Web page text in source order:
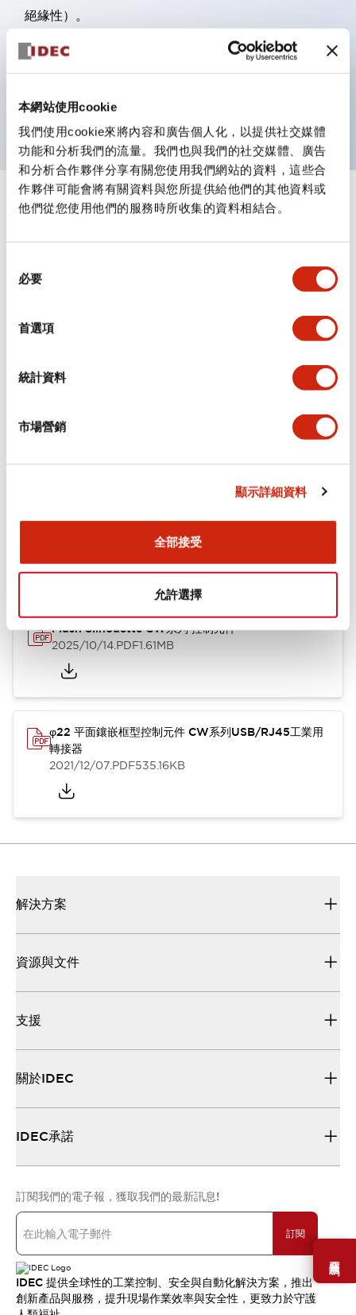
本網站使用cookie
我們使用cookie來將內容和廣告個人化，以提供社交媒體
功能和分析我們的流量。我們也與我們的社交媒體、廣告
和分析合作夥伴分享有關您使用我們網站的資料，這些合
作夥伴可能會將有關資料與您所提供給他們的其他資料或
他們從您使用他們的服務時所收集的資料相結合。
必要
首選項
統計資料
市場營銷
顯示詳細資料
全部接受
允許選擇
需要幫助嗎？
絕緣性）。
面板深度39.9mm（※11段接點塊）、59.9mm（※22段
接點塊）。可實現省空間設計。
防護結構
規格
審美規範
電氣規範（額定照明部分）
環境規範
機械規格
型錄和宣傳手冊 CAD檔 認證與標準
Flush Silhouette CW系列 控制元件
2025/10/14.PDF1.61MB
φ22 平面鑲嵌框型控制元件 CW系列USB/RJ45工業用
轉接器
2021/12/07.PDF535.16KB
解決方案
資源與文件
支援
關於IDEC
IDEC承諾
訂閱我們的電子報，獲取我們的最新訊息!
訂閱
IDEC 提供全球性的工業控制、安全與自動化解決方案，推出
創新產品與服務，提升現場作業效率與安全性，更致力於守護